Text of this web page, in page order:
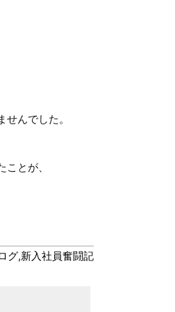
んでした。
とが、
グ,新入社員奮闘記